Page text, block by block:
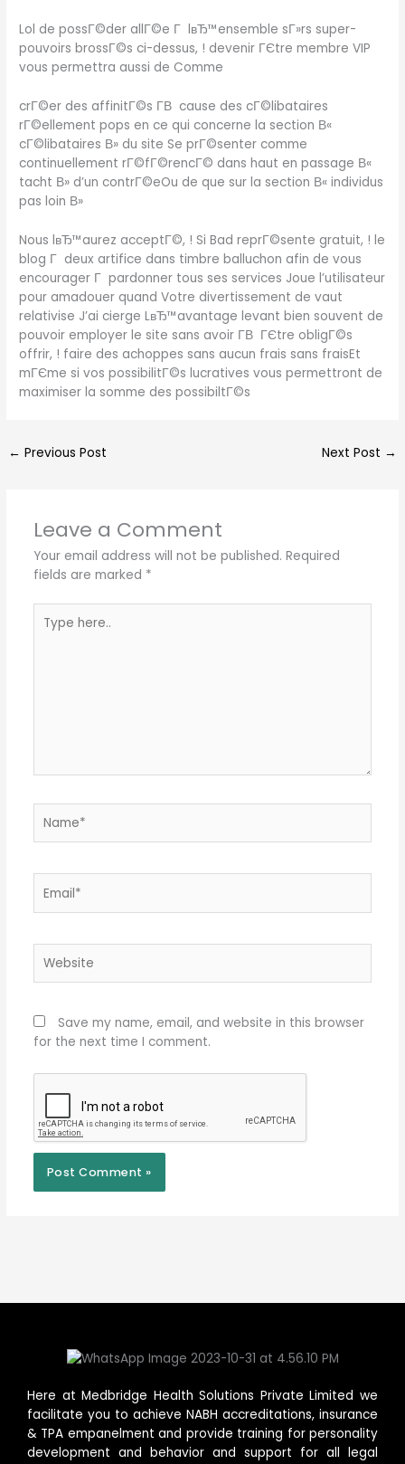
Lol de possГ©der allГ©e Г lвЂ™ensemble sГ»rs super-
pouvoirs brossГ©s ci-dessus, ! devenir ГЄtre membre VIP
vous permettra aussi de Comme
crГ©er des affinitГ©s Г­В cause des cГ©libataires
rГ©ellement pops en ce qui concerne la section В«
cГ©libataires В» du site Se prГ©senter comme
continuellement rГ©fГ©rencГ© dans haut en passage В«
tacht В» d’un contrГ©eOu de que sur la section В« individus
pas loin В»
Nous lвЂ™aurez acceptГ©, ! Si Bad reprГ©sente gratuit, ! le
blog Г deux artifice dans timbre balluchon afin de vous
encourager Г pardonner tous ses services Joue l’utilisateur
pour amadouer quand Votre divertissement de vaut
relativise J’ai cierge LвЂ™avantage levant bien souvent de
pouvoir employer le site sans avoir Г­В ГЄtre obligГ©s
offrir, ! faire des achoppes sans aucun frais sans fraisEt
mГЄme si vos possibilitГ©s lucratives vous permettront de
maximiser la somme des possibiltГ©s
← Previous Post Next Post →
Leave a Comment
Your email address will not be published. Required
fields are marked *
here..
Save my name, email, and website in this browser
for the next time I comment.
Here at Medbridge Health Solutions Private Limited we
facilitate you to achieve NABH accreditations, insurance
& TPA empanelment and provide training for personality
development and behavior and support for all legal